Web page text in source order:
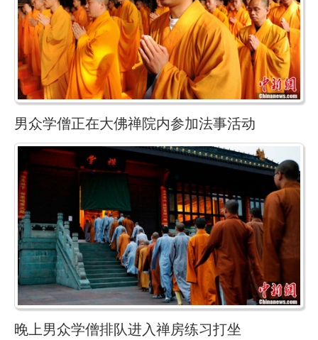
男众学僧正在大佛禅院内参加法事活动
晚上男众学僧排队进入禅房练习打坐